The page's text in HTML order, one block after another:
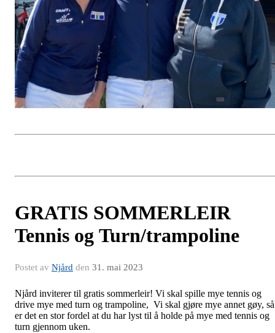
GRATIS SOMMERLEIR
Tennis og Turn/trampoline
Postet av Njård den 31. mai 2023
Njård inviterer til gratis sommerleir! Vi skal spille mye tennis og
drive mye med turn og trampoline, Vi skal gjøre mye annet gøy, så
er det en stor fordel at du har lyst til å holde på mye med tennis og
turn gjennom uken.